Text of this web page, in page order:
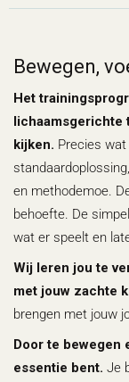
Bewegen,
Het
lichaamsgerichte
kijken. Precies
en methodemoe.
behoefte. De
wat er speelt en
Wij leren jou te
met jouw zachte
brengen met jouw
Door te bewegen
essentie bent. Je